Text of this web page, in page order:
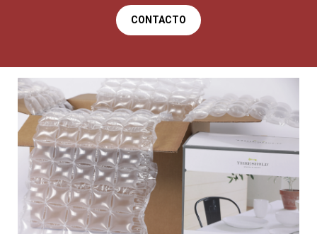
CONTACTO